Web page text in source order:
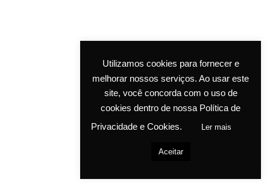
Utilizamos cookies para fornecer e
melhorar nossos serviços. Ao usar este
site, você concorda com o uso de
cookies dentro de nossa Política de
Privacidade e Cookies.
Ler mais
Aceitar